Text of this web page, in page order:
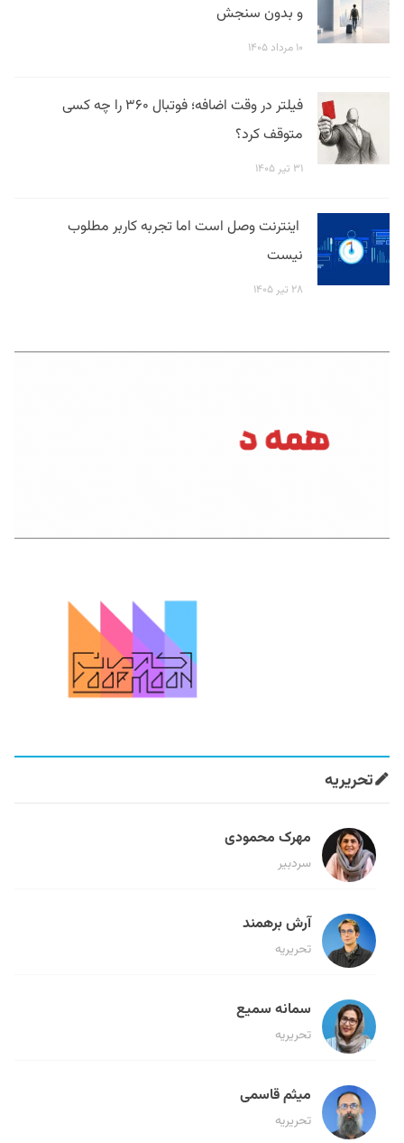
و بدون سنجش
۱۰ مرداد ۱۴۰۵
فیلتر در وقت اضافه؛ فوتبال ۳۶۰ را چه کسی
متوقف کرد؟
۳۱ تیر ۱۴۰۵
اینترنت وصل است اما تجربه کاربر مطلوب
نیست
۲۸ تیر ۱۴۰۵
تحریریه
مهرک محمودی
سردبیر
آرش برهمند
تحریریه
سمانه سمیع
تحریریه
میثم قاسمی
تحریریه